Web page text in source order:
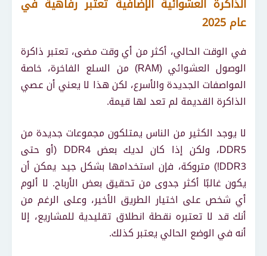
الذاكرة العشوائية الإضافية تعتبر رفاهية في
عام 2025
في الوقت الحالي، أكثر من أي وقت مضى، تعتبر ذاكرة
الوصول العشوائي (RAM) من السلع الفاخرة، خاصة
المواصفات الجديدة والأسرع، لكن هذا لا يعني أن عصي
الذاكرة القديمة لم تعد لها قيمة.
لا يوجد الكثير من الناس يمتلكون مجموعات جديدة من
DDR5، ولكن إذا كان لديك بعض DDR4 (أو حتى
DDR3!) متروكة، فإن استخدامها بشكل جيد يمكن أن
يكون غالبًا أكثر جدوى من تحقيق بعض الأرباح. لا ألوم
أي شخص على اختيار الطريق الأخير، وعلى الرغم من
أنك قد لا تعتبره نقطة انطلاق تقليدية للمشاريع، إلا
أنه في الوضع الحالي يعتبر كذلك.